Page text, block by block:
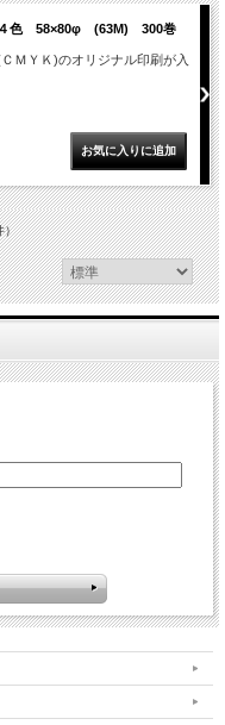
４色 58×80φ (63M) 300巻
ＭＹＫ)のオリジナル印刷が入
）